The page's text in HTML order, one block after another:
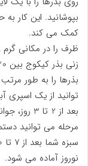
بپوشانید. این کار
کمک می کند.
ظرف را در مکانی گرم
زنی بذر کیکوج بین 20 تا 25 درجه سانتیگراد است.
بذرها را به طور
توانید از یک اسپری
بعد از 2
مرحله می توانید
نوروز آماده می شود.